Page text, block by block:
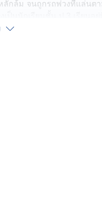
ลักล้ม จนถูกรถพ่วงที่แล่นต
งเกิดเหตุคนที่เป็นครูมาดูที่เ